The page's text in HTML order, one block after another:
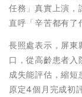
任務」真實上演，
直呼「辛苦都有了
長照處表示，屏東
口，從高齡患者
成失能評估，縮短
原定4個月完成初